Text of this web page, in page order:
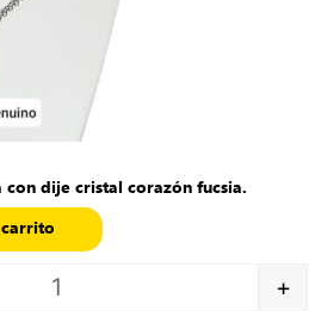
con dije cristal corazón fucsia.
+